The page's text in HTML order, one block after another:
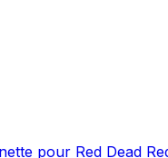
pour Red Dead